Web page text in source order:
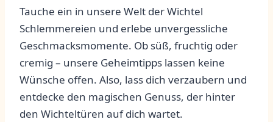
Tauche ⁤ein in unsere Welt der Wichtel
Schlemmereien und erlebe unvergessliche
Geschmacksmomente.⁤ Ob​ süß, ‌fruchtig oder
cremig –​ unsere Geheimtipps lassen keine
Wünsche ‍offen. Also, lass ⁣dich ​verzaubern und
entdecke den magischen Genuss, der hinter
den Wichteltüren auf dich wartet.